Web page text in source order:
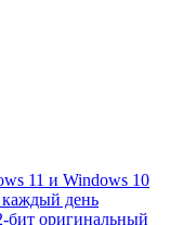
11 и Windows 10
день
бит оригинальный